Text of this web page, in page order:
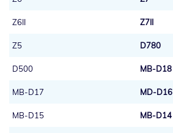
Z6II Z7II
Z5 D780
D500 MB-D18
MB-D17 MD-D16
MB-D15 MB-D14